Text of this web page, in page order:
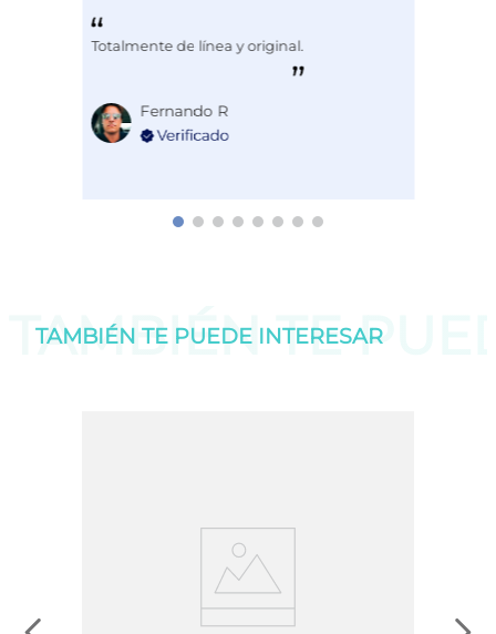
Totalmente de línea y original.
Fernando R
TAMBIÉN TE
TAMBIÉN TE PUEDE INTERESAR